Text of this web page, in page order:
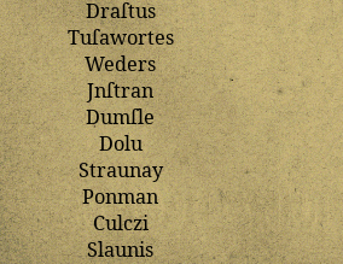
Draſtus
Tuſawortes
Weders
Jnſtran
Dumſle
Dolu
Straunay
Ponman
Culczi
Slaunis